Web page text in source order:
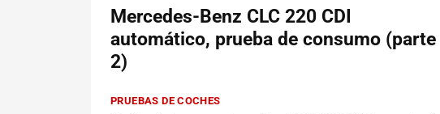
Mercedes-Benz CLC 220 CDI
automático, prueba de consumo (parte
2)
PRUEBAS DE COCHES